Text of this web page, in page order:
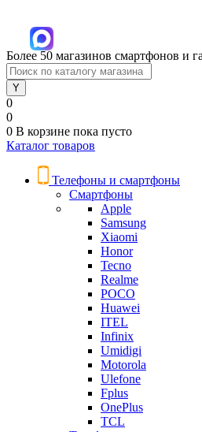
Более 50 магазинов смартфонов и
0
0
0 В корзине пока пусто
Каталог товаров
Телефоны и смартфоны
Смартфоны
Apple
Samsung
Xiaomi
Honor
Tecno
Realme
POCO
Huawei
ITEL
Infinix
Umidigi
Motorola
Ulefone
Fplus
OnePlus
TCL